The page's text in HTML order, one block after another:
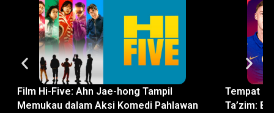
Film Hi-Five: Ahn Jae-hong Tampil
Memukau dalam Aksi Komedi Pahlawan
Tempat
Ta’zim: